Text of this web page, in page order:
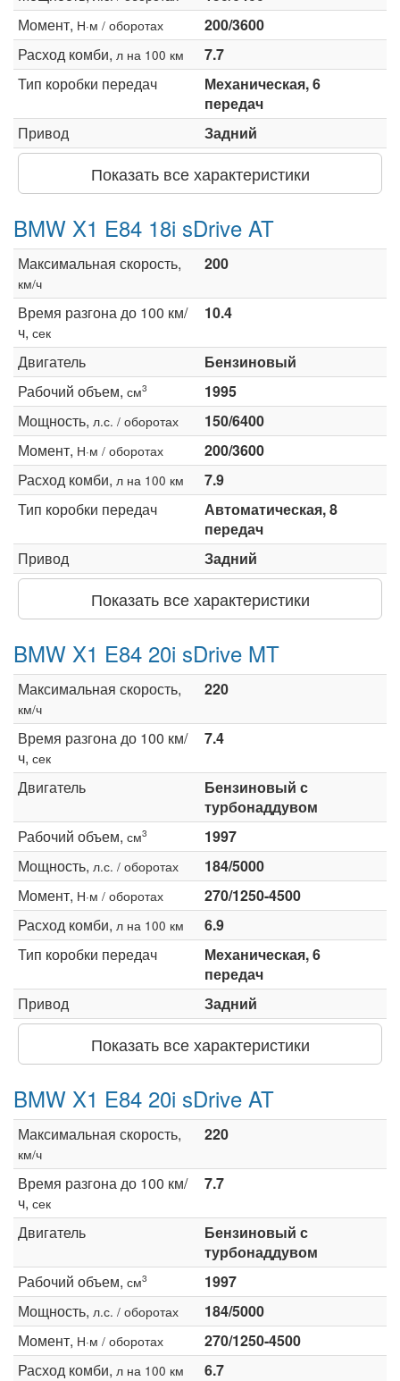
Момент, Н·м / оборотах
200/3600
Расход комби, л на 100 км
7.7
Тип коробки передач
Механическая, 6
передач
Привод
Задний
Показать все характеристики
BMW X1 E84 18i sDrive AT
Максимальная скорость,
км/ч
200
Время разгона до 100 км/
ч, сек
10.4
Двигатель
Бензиновый
Рабочий объем, см3
1995
Мощность, л.с. / оборотах
150/6400
Момент, Н·м / оборотах
200/3600
Расход комби, л на 100 км
7.9
Тип коробки передач
Автоматическая, 8
передач
Привод
Задний
Показать все характеристики
BMW X1 E84 20i sDrive MT
Максимальная скорость,
км/ч
220
Время разгона до 100 км/
ч, сек
7.4
Двигатель
Бензиновый с
турбонаддувом
Рабочий объем, см3
1997
Мощность, л.с. / оборотах
184/5000
Момент, Н·м / оборотах
270/1250-4500
Расход комби, л на 100 км
6.9
Тип коробки передач
Механическая, 6
передач
Привод
Задний
Показать все характеристики
BMW X1 E84 20i sDrive AT
Максимальная скорость,
км/ч
220
Время разгона до 100 км/
ч, сек
7.7
Двигатель
Бензиновый с
турбонаддувом
Рабочий объем, см3
1997
Мощность, л.с. / оборотах
184/5000
Момент, Н·м / оборотах
270/1250-4500
Расход комби, л на 100 км
6.7